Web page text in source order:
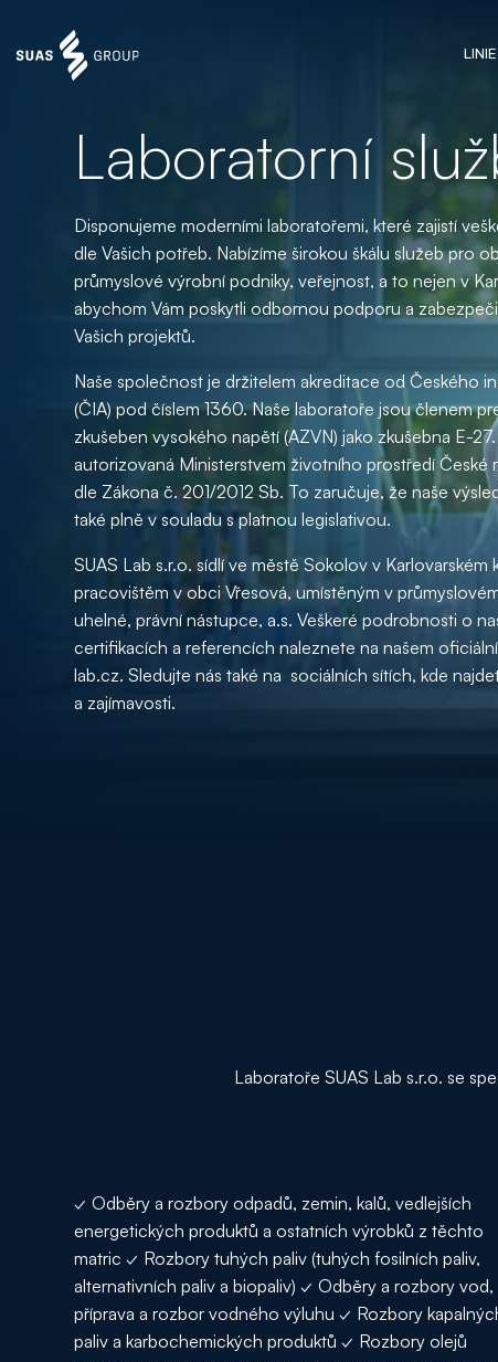
LINIE
Laboratorní
Disponujeme moderními laboratořemi, které zajistí
dle Vašich potřeb. Nabízíme širokou škálu služeb pro
průmyslové výrobní podniky, veřejnost, a to nejen v
abychom Vám poskytli odbornou podporu a
Vašich projektů.
Naše společnost je držitelem akreditace od Českého
(ČIA) pod číslem 1360. Naše laboratoře jsou členem
zkušeben vysokého napětí (AZVN) jako zkušebna E-
autorizovaná Ministerstvem životního prostředí České
dle Zákona č. 201/2012 Sb. To zaručuje, že naše
také plně v souladu s platnou legislativou.
SUAS Lab s.r.o. sídlí ve městě Sokolov v Karlovarském
pracovištěm v obci Vřesová, umístěným v
uhelné, právní nástupce, a.s. Veškeré podrobnosti o
certifikacích a referencích naleznete na našem
lab.cz. Sledujte nás také na sociálních sítích, kde
a zajímavosti.
Laboratoře SUAS Lab s.r.o. se
✓ Odběry a rozbory odpadů, zemin, kalů, vedlejších
energetických produktů a ostatních výrobků z těchto
matric ✓ Rozbory tuhých paliv (tuhých fosilních paliv,
alternativních paliv a biopaliv) ✓ Odběry a rozbory vod,
příprava a rozbor vodného výluhu ✓ Rozbory
paliv a karbochemických produktů ✓ Rozbory olejů